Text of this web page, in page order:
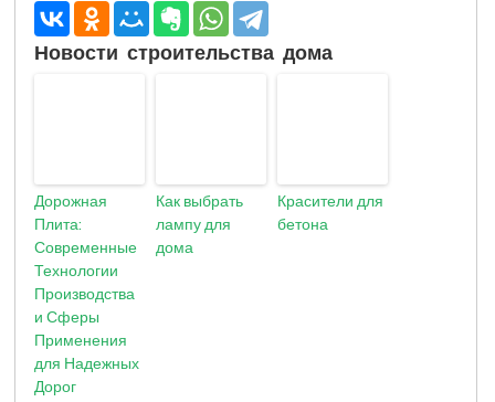
Новости строительства дома
Дорожная
Плита:
Современные
Технологии
Производства
и Сферы
Применения
для Надежных
Дорог
Как выбрать
лампу для
дома
Красители для
бетона